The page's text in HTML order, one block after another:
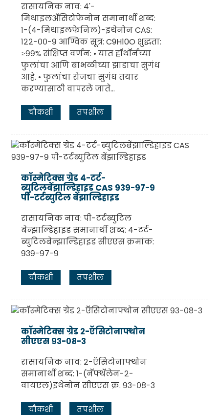
रासायनिक नाव: ४'-
मिथाइलॲसिटोफेनोन समानार्थी शब्द:
१-(४-मिथाइलफेनिल)-इथेनोन CAS:
१२२-००-९ आण्विक सूत्र: C9H10O शुद्धता:
≥९९% संक्षिप्त वर्णन: • यात हॉथॉर्नच्या
फुलांचा आणि बाभळीच्या झाडाचा सुगंध
आहे. • फुलांचा रोजचा सुगंध तयार
करण्यासाठी वापरले जाते...
चौकशी तपशील
कॉस्मेटिक्स ग्रेड ४-टर्ट-
ब्युटिलबेंझाल्डिहाइड CAS ९३९-९७-९
पी-टर्टब्युटिल बेंझाल्डिहाइड
रासायनिक नाव: पी-टर्टब्युटिल
बेन्झाल्डिहाइड समानार्थी शब्द: ४-टर्ट-
ब्युटिलबेन्झाल्डिहाइड सीएएस क्रमांक:
९३९-९७-९
चौकशी तपशील
कॉस्मेटिक्स ग्रेड २-ऍसिटोनाफ्थोन
सीएएस ९३-०८-३
रासायनिक नाव: २-ऍसिटोनाफ्थोन
समानार्थी शब्द: १-(नॅफ्थॅलेन-२-
वायएल)इथेनोन सीएएस क्र. ९३-०८-३
चौकशी तपशील